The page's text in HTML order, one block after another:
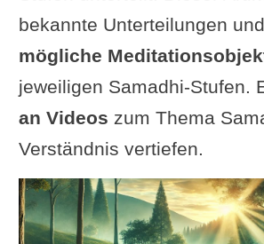
bekannte Unterteilungen
mögliche
jeweiligen Samadhi-Stufen.
an Videos zum Thema
Verständnis vertiefen.